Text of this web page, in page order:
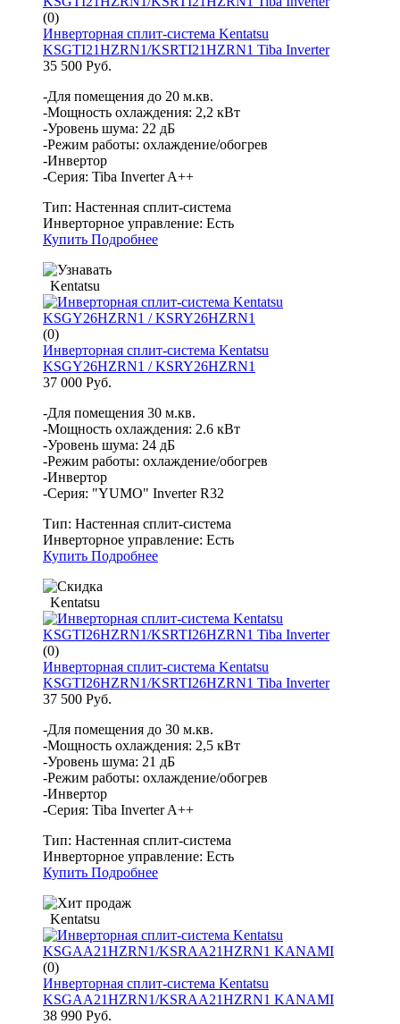
(0)
Инверторная сплит-система Kentatsu
KSGTI21HZRN1/KSRTI21HZRN1 Tiba Inverter
35 500 Руб.
-Для помещения до 20 м.кв.
-Мощность охлаждения: 2,2 кВт
-Уровень шума: 22 дБ
-Режим работы: охлаждение/обогрев
-Инвертор
-Серия: Tiba Inverter A++
Тип: Настенная сплит-система
Инверторное управление: Есть
Купить Подробнее
Kentatsu
(0)
Инверторная сплит-система Kentatsu
KSGY26HZRN1 / KSRY26HZRN1
37 000 Руб.
-Для помещения 30 м.кв.
-Мощность охлаждения: 2.6 кВт
-Уровень шума: 24 дБ
-Режим работы: охлаждение/обогрев
-Инвертор
-Серия: "YUMO" Inverter R32
Тип: Настенная сплит-система
Инверторное управление: Есть
Купить Подробнее
Kentatsu
(0)
Инверторная сплит-система Kentatsu
KSGTI26HZRN1/KSRTI26HZRN1 Tiba Inverter
37 500 Руб.
-Для помещения до 30 м.кв.
-Мощность охлаждения: 2,5 кВт
-Уровень шума: 21 дБ
-Режим работы: охлаждение/обогрев
-Инвертор
-Серия: Tiba Inverter A++
Тип: Настенная сплит-система
Инверторное управление: Есть
Купить Подробнее
Kentatsu
(0)
Инверторная сплит-система Kentatsu
KSGAA21HZRN1/KSRAA21HZRN1 KANAMI
38 990 Руб.